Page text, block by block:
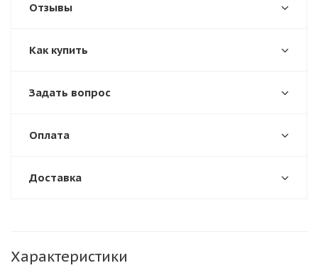
Отзывы
Как купить
Задать вопрос
Оплата
Доставка
Характеристики